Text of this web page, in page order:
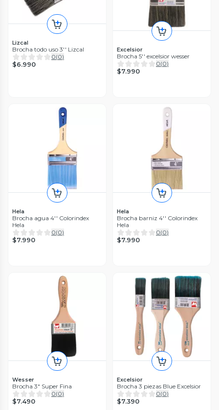
Lizcal
Brocha todo uso 3'' Lizcal
0(0)
$6.990
Excelsior
Brocha 5'' excelsior wesser
0(0)
$7.990
Hela
Brocha agua 4'' Colorindex
Hela
0(0)
$7.990
Hela
Brocha barniz 4'' Colorindex
Hela
0(0)
$7.990
Wesser
Brocha 3" Super Fina
0(0)
$7.490
Excelsior
Brocha 3 piezas Blue Excelsior
0(0)
$7.390